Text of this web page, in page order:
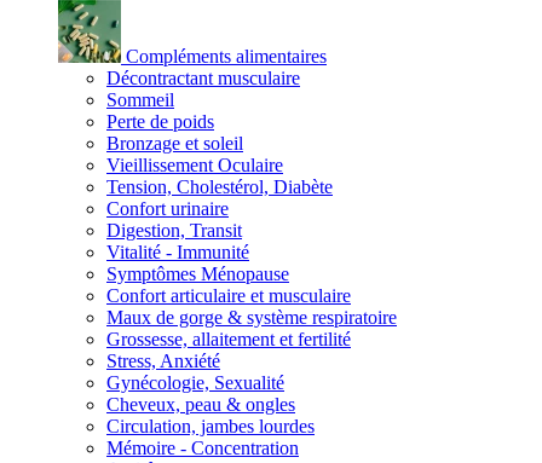
Compléments alimentaires
Décontractant musculaire
Sommeil
Perte de poids
Bronzage et soleil
Vieillissement Oculaire
Tension, Cholestérol, Diabète
Confort urinaire
Digestion, Transit
Vitalité - Immunité
Symptômes Ménopause
Confort articulaire et musculaire
Maux de gorge & système respiratoire
Grossesse, allaitement et fertilité
Stress, Anxiété
Gynécologie, Sexualité
Cheveux, peau & ongles
Circulation, jambes lourdes
Mémoire - Concentration